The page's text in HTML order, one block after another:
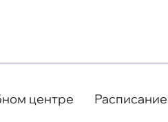
центре Расписание